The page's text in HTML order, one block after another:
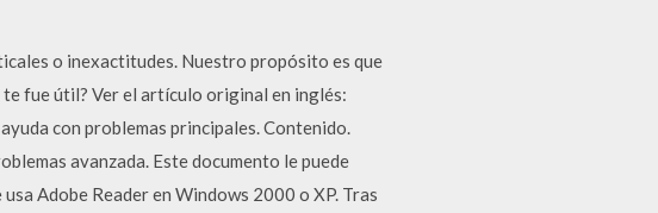
o inexactitudes. Nuestro propósito es que
fue útil? Ver el artículo original en inglés:
con problemas principales. Contenido.
avanzada. Este documento le puede
Adobe Reader en Windows 2000 o XP. Tras